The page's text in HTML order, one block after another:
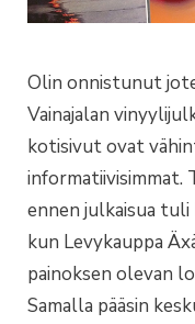
Olin onnistunut
Vainajalan
kotisivut ovat
informatiivisimmat.
ennen julkaisua tuli
kun Levykauppa
painoksen olevan
Samalla pääsin